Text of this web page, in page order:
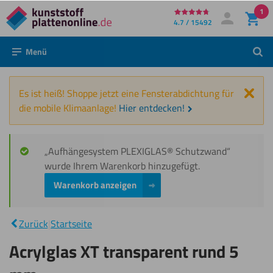
Direkt
zum
Inhalt
4.7 / 15492 Mein Konto
Anmelden
1
Menü
Es ist heiß! Shoppe jetzt eine Fensterabdichtung für
die mobile Klimaanlage! Hier entdecken!
„Aufhängesystem PLEXIGLAS® Schutzwand“
wurde Ihrem Warenkorb hinzugefügt.
Warenkorb anzeigen
Zurück Startseite
Acrylglas
XT
transparent
Acrylglas XT transparent rund 5